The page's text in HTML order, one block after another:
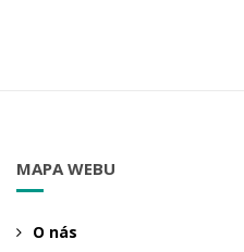
MAPA WEBU
O nás